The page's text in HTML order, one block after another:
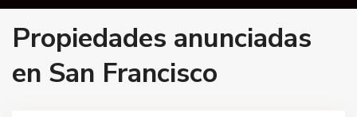
Propiedades anunciadas
en San Francisco